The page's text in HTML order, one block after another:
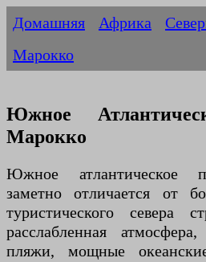
Домашняя Африка
Марокко
Южное
Марокко
Южное атлантическое
заметно отличается от
туристического севера
расслабленная
пляжи, мощные